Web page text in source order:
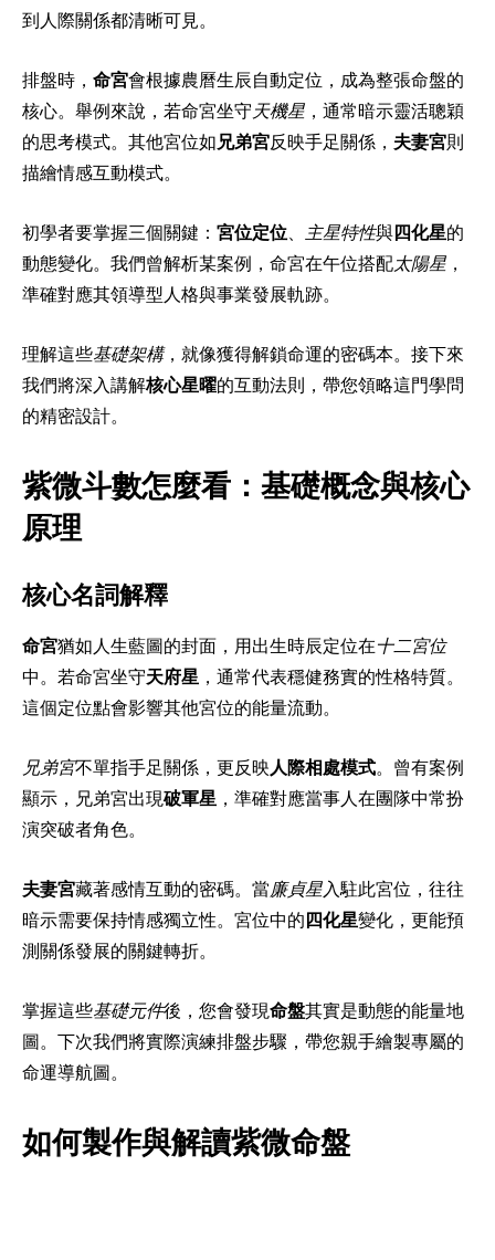
到人際關係都清晰可見。
排盤時， 命宮會根據農曆生辰自動定位，成為整張命盤的
核心。舉例來說，若命宮坐守 天機星 ，通常暗示靈活聰穎
的思考模式。其他宮位如 兄弟宮反映手足關係， 夫妻宮則
描繪情感互動模式。
初學者要掌握三個關鍵： 宮位定位 主星特性與四化星的
動態變化。我們曾解析某案例，命宮在午位搭配太陽星 ，
準確對應其領導型人格與事業發展軌跡。
理解這些基礎架構，就像獲得解鎖命運的密碼本。接下來
我們將深入講解核心星曜的互動法則，帶您領略這門學問
的精密設計。
紫微斗數怎麼看：基礎概念與核心
原理
核心名詞解釋
命宮猶如人生藍圖的封面，用出生時辰定位在十二宮位
中。若命宮坐守天府星 ，通常代表穩健務實的性格特質。
這個定位點會影響其他宮位的能量流動。
兄弟宮不單指手足關係，更反映 人際相處模式。曾有案例
顯示，兄弟宮出現破軍星 ，準確對應當事人在團隊中常扮
演突破者角色。
夫妻宮藏著感情互動的密碼。當廉貞星入駐此宮位，往往
暗示需要保持情感獨立性。宮位中的 四化星變化，更能預
測關係發展的關鍵轉折。
掌握這些基礎元件後，您會發現命盤其實是動態的能量地
圖。下次我們將實際演練排盤步驟，帶您親手繪製專屬的
命運導航圖。
如何製作與解讀紫微命盤